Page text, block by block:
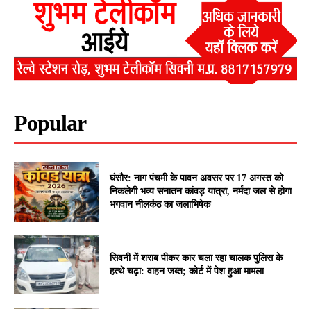
Popular
घंसौर: नाग पंचमी के पावन अवसर पर 17 अगस्त को
निकलेगी भव्य सनातन कांवड़ यात्रा, नर्मदा जल से होगा
भगवान नीलकंठ का जलाभिषेक
सिवनी में शराब पीकर कार चला रहा चालक पुलिस के
हत्थे चढ़ा: वाहन जब्त; कोर्ट में पेश हुआ मामला